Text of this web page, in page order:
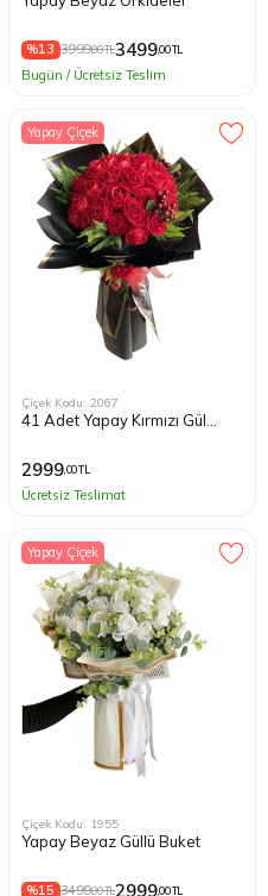
%13 3999,00 TL3499,00 TL
Bugün / Ücretsiz Teslim
Yapay Çiçek
Çiçek Kodu: 2067
41 Adet Yapay Kırmızı Gül
2999,00 TL
Ücretsiz Teslimat
Yapay Çiçek
Çiçek Kodu: 1955
Yapay Beyaz Güllü Buket
%15 3499,00 TL2999,00 TL